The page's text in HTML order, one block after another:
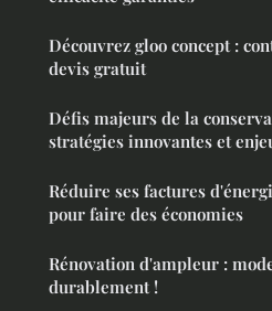
Découvrez gloo concept :
devis gratuit
Défis majeurs de la
stratégies innovantes et
Réduire ses factures
pour faire des économies
Rénovation d'ampleur :
durablement !